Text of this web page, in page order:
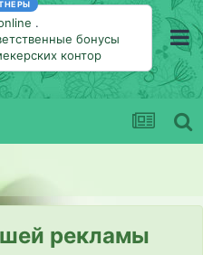
.
бонусы
контор
рекламы